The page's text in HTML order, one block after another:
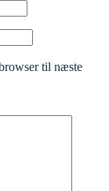
til næste